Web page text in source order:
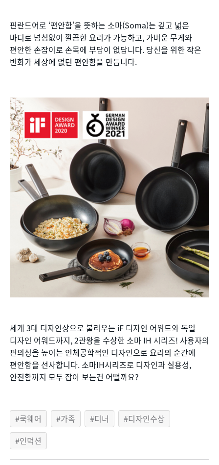
핀란드어로 ‘편안함’을 뜻하는 소마(Soma)는 깊고 넓은
바디로 넘침없이 깔끔한 요리가 가능하고, 가벼운 무게와
편안한 손잡이로 손목에 부담이 없답니다. 당신을 위한 작은
변화가 세상에 없던 편안함을 만듭니다.
세계 3대 디자인상으로 불리우는 iF 디자인 어워드와 독일
디자인 어워드까지, 2관왕을 수상한 소마 IH 시리즈! 사용자의
편의성을 높이는 인체공학적인 디자인으로 요리의 순간에
편안함을 선사합니다. 소마IH시리즈로 디자인과 실용성,
안전함까지 모두 잡아 보는건 어떨까요?
쿡웨어 가족 디너
디자인수상
인덕션